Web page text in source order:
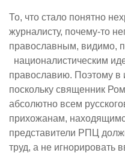
То, что стало понятно
журналисту, почему-то
православным, видимо,
националистическим
православию. Поэтому в
поскольку священник
абсолютно всем
прихожанам,
представители РПЦ
труд, а не игнорировать